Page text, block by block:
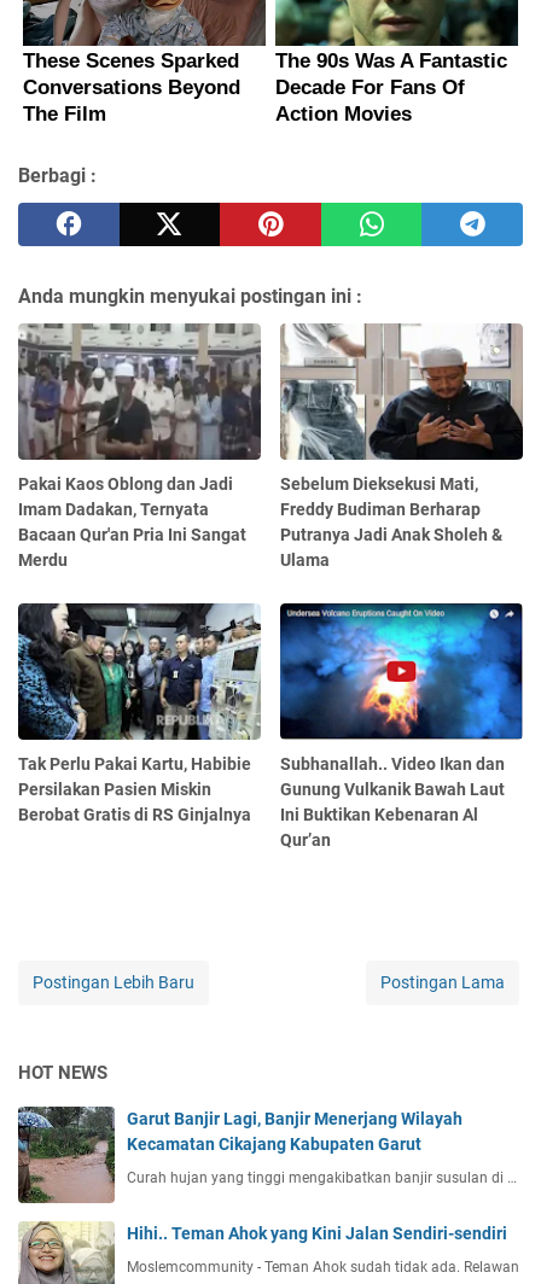
Berbagi :
Anda mungkin menyukai postingan ini :
Pakai Kaos Oblong dan Jadi
Imam Dadakan, Ternyata
Bacaan Qur'an Pria Ini Sangat
Merdu
Sebelum Dieksekusi Mati,
Freddy Budiman Berharap
Putranya Jadi Anak Sholeh &
Ulama
Tak Perlu Pakai Kartu, Habibie
Persilakan Pasien Miskin
Berobat Gratis di RS Ginjalnya
Subhanallah.. Video Ikan dan
Gunung Vulkanik Bawah Laut
Ini Buktikan Kebenaran Al
Qur’an
Postingan Lebih Baru Postingan Lama
HOT NEWS
Garut Banjir Lagi, Banjir Menerjang Wilayah
Kecamatan Cikajang Kabupaten Garut
Curah hujan yang tinggi mengakibatkan banjir susulan di …
Hihi.. Teman Ahok yang Kini Jalan Sendiri-sendiri
Moslemcommunity - Teman Ahok sudah tidak ada. Relawan